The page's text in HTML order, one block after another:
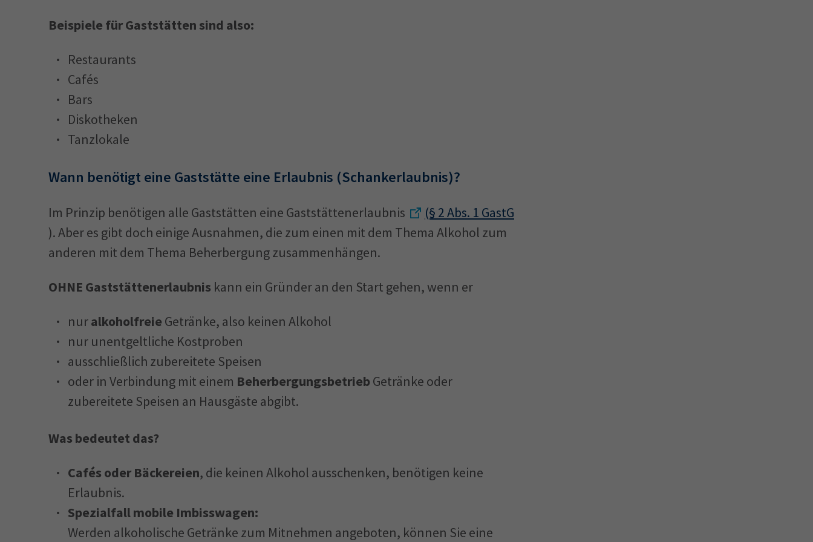
Beispiele für Gaststätten sind also:
Restaurants
Cafés
Bars
Diskotheken
Tanzlokale
Wann benötigt eine Gaststätte eine Erlaubnis (Schankerlaubnis)?
Im Prinzip benötigen alle Gaststätten eine Gaststättenerlaubnis
(§ 2 Abs. 1 GastG
). Aber es gibt doch einige Ausnahmen, die zum einen mit dem Thema Alkohol zum
anderen mit dem Thema Beherbergung zusammenhängen.
OHNE Gaststättenerlaubnis kann ein Gründer an den Start gehen, wenn er
nuralkoholfreie Getränke, also keinen Alkohol
nur unentgeltliche Kostproben
ausschließlich zubereitete Speisen
oder in Verbindung mit einem Beherbergungsbetrieb Getränke oder
zubereitete Speisen an Hausgäste abgibt.
Was bedeutet das?
Cafés oder Bäckereien, die keinen Alkohol ausschenken, benötigen keine
Erlaubnis.
Spezialfall mobile Imbisswagen:
Werden alkoholische Getränke zum Mitnehmen angeboten, können Sie eine